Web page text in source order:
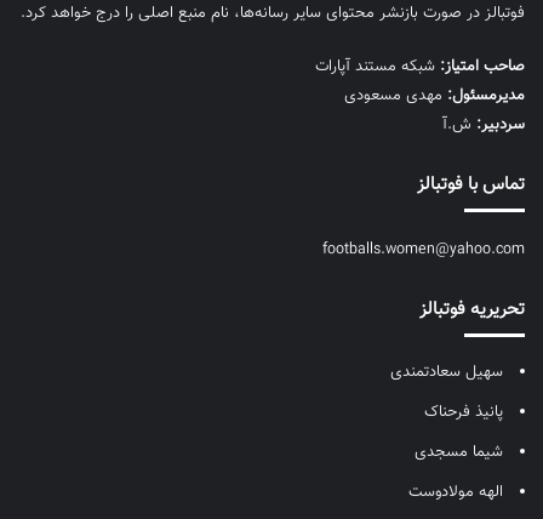
فوتبالز در صورت بازنشر محتوای سایر رسانه‌ها، نام منبع اصلی را درج خواهد کرد.
صاحب امتیاز: شبکه مستند آپارات
مديرمسئول: مهدی مسعودی
سردبیر: ش.آ
تماس با فوتبالز
footballs.women@yahoo.com
تحریریه فوتبالز
سهیل سعادتمندی
پانیذ فرحناک
شیما مسجدی
الهه مولادوست